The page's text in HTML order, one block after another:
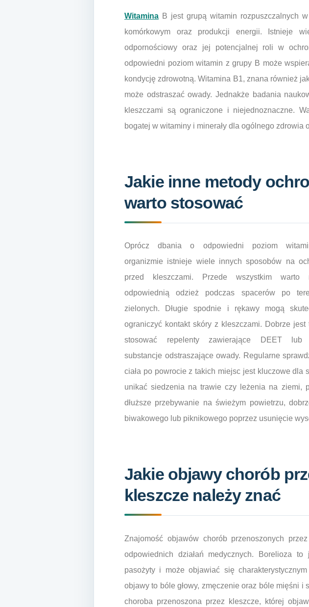
Witamina B jest grupą witamin rozpuszczalnych
komórkowym oraz produkcji energii. Istnieje
odpornościowy oraz jej potencjalnej roli w
odpowiedni poziom witamin z grupy B może
kondycję zdrowotną. Witamina B1, znana również
może odstraszać owady. Jednakże badania
kleszczami są ograniczone i niejednoznaczne.
bogatej w witaminy i minerały dla ogólnego zdrowia
Jakie inne metody
warto stosować
Oprócz dbania o odpowiedni poziom
organizmie istnieje wiele innych sposobów na
przed kleszczami. Przede wszystkim warto
odpowiednią odzież podczas spacerów po
zielonych. Długie spodnie i rękawy mogą
ograniczyć kontakt skóry z kleszczami. Dobrze jest
stosować repelenty zawierające DEET lub
substancje odstraszające owady. Regularne
ciała po powrocie z takich miejsc jest kluczowe
unikać siedzenia na trawie czy leżenia na ziemi,
dłuższe przebywanie na świeżym powietrzu,
biwakowego lub piknikowego poprzez usunięcie
Jakie objawy chorób
kleszcze należy znać
Znajomość objawów chorób przenoszonych
odpowiednich działań medycznych. Borelioza
pasożyty i może objawiać się
objawy to bóle głowy, zmęczenie oraz bóle mięśni
choroba przenoszona przez kleszcze, której